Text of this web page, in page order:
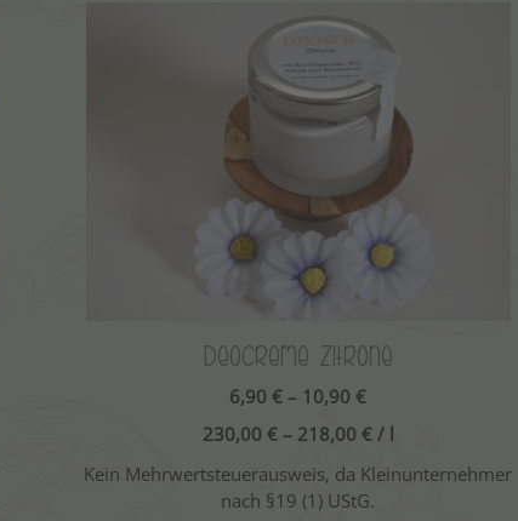
Deocreme Zitrone
6,90€ – 10,90€
230,00 €– 218,00 €/ l
Kein Mehrwertsteuerausweis, da Kleinunternehmer
nach §19 (1) UStG.